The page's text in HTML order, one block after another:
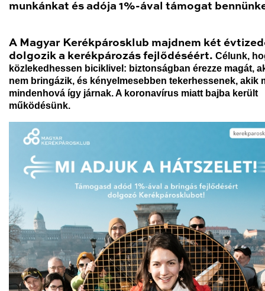
munkánkat és adója 1%-ával támogat
A Magyar Kerékpárosklub majdnem két
dolgozik a kerékpározás fejlődéséért. Célunk,
közlekedhessen biciklivel: biztonságban érezze magát,
nem bringázik, és kényelmesebben tekerhessenek, akik
mindenhová így járnak. A koronavírus miatt bajba került
működésünk.